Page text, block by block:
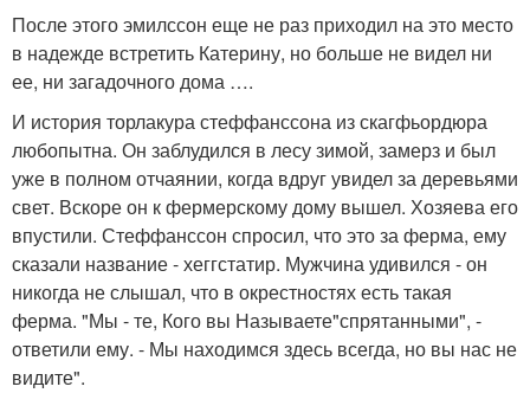
После этого эмилссон еще не раз приходил на это место
в надежде встретить Катерину, но больше не видел ни
ее, ни загадочного дома ….
И история торлакура стеффанссона из скагфьордюра
любопытна. Он заблудился в лесу зимой, замерз и был
уже в полном отчаянии, когда вдруг увидел за деревьями
свет. Вскоре он к фермерскому дому вышел. Хозяева его
впустили. Стеффанссон спросил, что это за ферма, ему
сказали название - хеггстатир. Мужчина удивился - он
никогда не слышал, что в окрестностях есть такая
ферма. "Мы - те, Кого вы Называете"спрятанными", -
ответили ему. - Мы находимся здесь всегда, но вы нас не
видите".